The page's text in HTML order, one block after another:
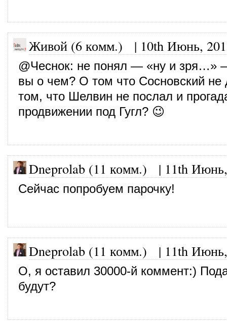
Живой (6 комм.) | 10th Июнь,
@Чеснок: не понял — «ну и зря…»
вы о чем? О том что Сосновский не
том, что Шелвин не послал и
продвижении под Гугл? 😉
Dneprolab (11 комм.) | 11th
Сейчас попробуем парочку!
Dneprolab (11 комм.) | 11th
О, я оставил 30000-й коммент:)
будут?